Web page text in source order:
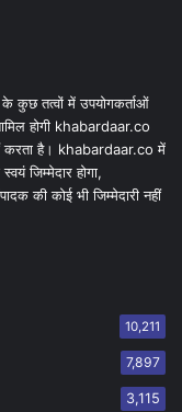
कुछ तत्वों में उपयोगकर्ताओं
होगी khabardaar.co
करता है। khabardaar.co में
जिम्मेदार होगा,
की कोई भी जिम्मेदारी नहीं
10,211
7,897
3,115